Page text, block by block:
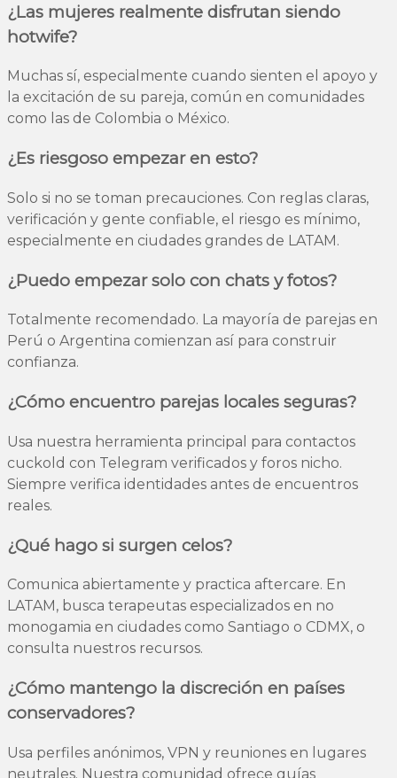
¿Las mujeres realmente disfrutan siendo
hotwife?
Muchas sí, especialmente cuando sienten el apoyo y
la excitación de su pareja, común en comunidades
como las de Colombia o México.
¿Es riesgoso empezar en esto?
Solo si no se toman precauciones. Con reglas claras,
verificación y gente confiable, el riesgo es mínimo,
especialmente en ciudades grandes de LATAM.
¿Puedo empezar solo con chats y fotos?
Totalmente recomendado. La mayoría de parejas en
Perú o Argentina comienzan así para construir
confianza.
¿Cómo encuentro parejas locales seguras?
Usa nuestra herramienta principal para contactos
cuckold con Telegram verificados y foros nicho.
Siempre verifica identidades antes de encuentros
reales.
¿Qué hago si surgen celos?
Comunica abiertamente y practica aftercare. En
LATAM, busca terapeutas especializados en no
monogamia en ciudades como Santiago o CDMX, o
consulta nuestros recursos.
¿Cómo mantengo la discreción en países
conservadores?
Usa perfiles anónimos, VPN y reuniones en lugares
neutrales. Nuestra comunidad ofrece guías